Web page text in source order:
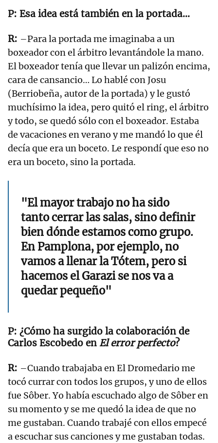
Esa idea está también en la portada…
–Para la portada me imaginaba a un
boxeador con el árbitro levantándole la mano.
El boxeador tenía que llevar un palizón encima,
cara de cansancio… Lo hablé con Josu
(Berriobeña, autor de la portada) y le gustó
muchísimo la idea, pero quitó el ring, el árbitro
y todo, se quedó sólo con el boxeador. Estaba
de vacaciones en verano y me mandó lo que él
decía que era un boceto. Le respondí que eso no
era un boceto, sino la portada.
"El mayor trabajo no ha sido
tanto cerrar las salas, sino definir
bien dónde estamos como grupo.
En Pamplona, por ejemplo, no
vamos a llenar la Tótem, pero si
hacemos el Garazi se nos va a
quedar pequeño"
¿Cómo ha surgido la colaboración de
Carlos Escobedo en El error perfecto?
–Cuando trabajaba en El Dromedario me
tocó currar con todos los grupos, y uno de ellos
fue Sôber. Yo había escuchado algo de Sôber en
su momento y se me quedó la idea de que no
me gustaban. Cuando trabajé con ellos empecé
a escuchar sus canciones y me gustaban todas.